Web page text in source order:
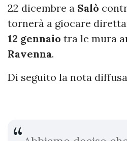
22 dicembre a Salò
tornerà a giocare
12 gennaio tra le mura
Ravenna.
Di seguito la nota